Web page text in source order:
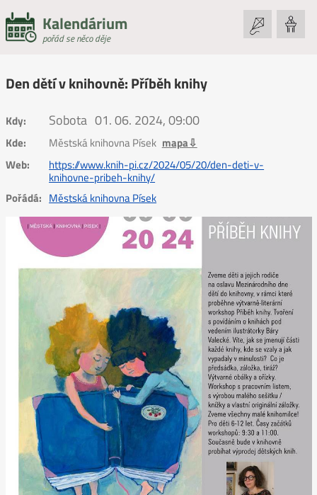
Kalendárium
pořád se něco děje
Den dětí v knihovně: Příběh knihy
Kdy: Sobota 01. 06. 2024, 09:00
Kde: Městská knihovna Písek mapa⇩
Web:
https://www.knih-pi.cz/2024/05/20/den-deti-v-
knihovne-pribeh-knihy/
Pořádá: Městská knihovna Písek